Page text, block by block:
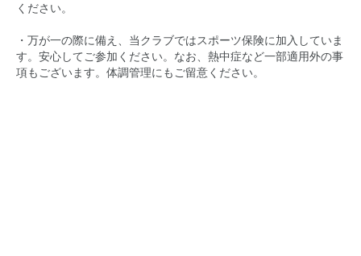
ください。
・万が一の際に備え、当クラブではスポーツ保険に加入していま
す。安心してご参加ください。なお、熱中症など一部適用外の事
項もございます。体調管理にもご留意ください。